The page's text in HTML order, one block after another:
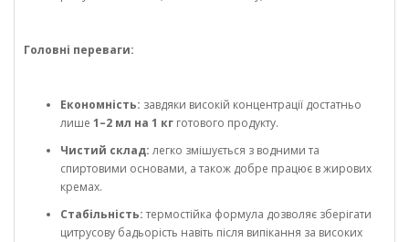
Головні переваги:
Економність: завдяки високій концентрації достатньо
лише 1–2 мл на 1 кг готового продукту.
Чистий склад: легко змішується з водними та
спиртовими основами, а також добре працює в жирових
кремах.
Стабільність:термостійка формула дозволяє зберігати
цитрусову бадьорість навіть після випікання за високих